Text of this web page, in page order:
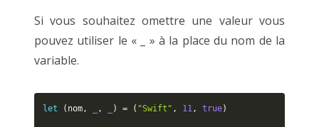
Si vous souhaitez omettre une valeur vous
pouvez utiliser le « _ » à la place du nom de la
variable.
let ( nom , , ) = ( "Swift" , 11 , true)